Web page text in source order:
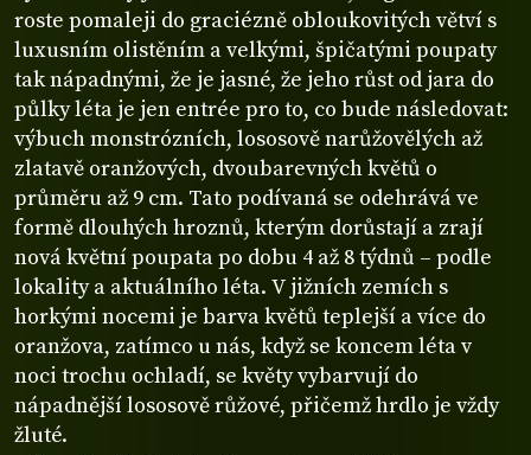
roste pomaleji do graciézně obloukovitých větví s
luxusním olistěním a velkými, špičatými poupaty
tak nápadnými, že je jasné, že jeho růst od jara do
půlky léta je jen entrée pro to, co bude následovat:
výbuch monstrózních, lososově narůžovělých až
zlatavě oranžových, dvoubarevných květů o
průměru až 9 cm. Tato podívaná se odehrává ve
formě dlouhých hroznů, kterým dorůstají a zrají
nová květní poupata po dobu 4 až 8 týdnů – podle
lokality a aktuálního léta. V jižních zemích s
horkými nocemi je barva květů teplejší a více do
oranžova, zatímco u nás, když se koncem léta v
noci trochu ochladí, se květy vybarvují do
nápadnější lososově růžové, přičemž hrdlo je vždy
žluté.